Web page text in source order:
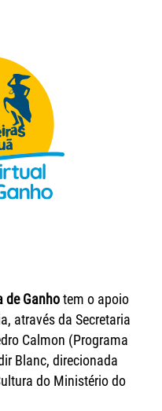
de Ganho tem o apoio
através da Secretaria
Calmon (Programa
Blanc, direcionada
do Ministério do